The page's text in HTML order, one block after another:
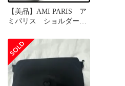
【美品】AMI PARIS ア
ミパリス ショルダーバ